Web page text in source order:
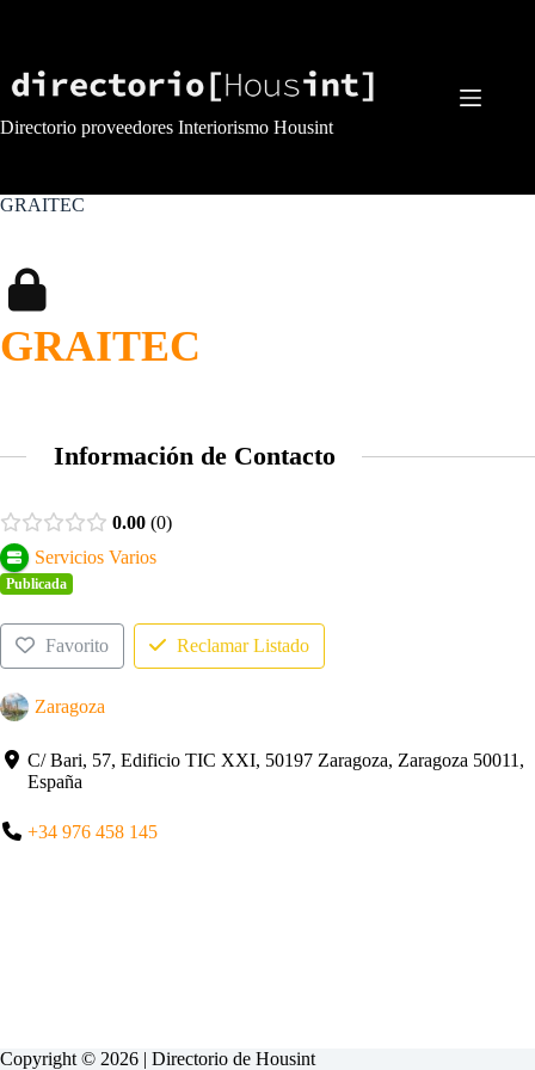
Directorio proveedores Interiorismo Housint
GRAITEC
GRAITEC
Información de Contacto
0.00 0
Servicios Varios
Publicada
Favorito Reclamar Listado
Zaragoza
C/ Bari, 57, Edificio TIC XXI, 50197 Zaragoza, Zaragoza 50011,
España
+34 976 458 145
Copyright © 2026 | Directorio de Housint